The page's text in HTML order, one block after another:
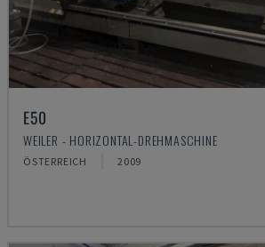
E50
WEILER - HORIZONTAL-DREHMASCHINE
ÖSTERREICH 2009